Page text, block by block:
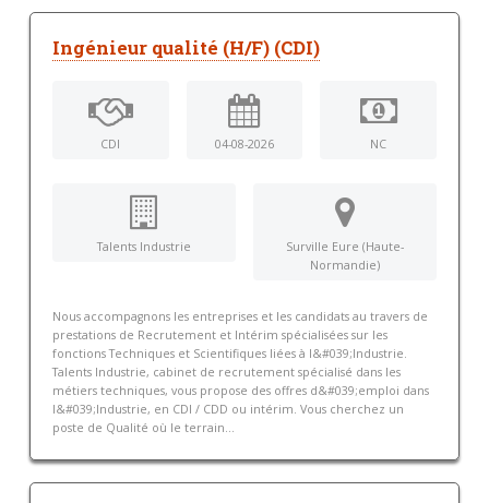
Ingénieur qualité (H/F) (CDI)
CDI 04-08-2026 NC
Talents Industrie
Surville Eure (Haute-
Normandie)
Nous accompagnons les entreprises et les candidats au travers de
prestations de Recrutement et Intérim spécialisées sur les
fonctions Techniques et Scientifiques liées à l&#039;Industrie.
Talents Industrie, cabinet de recrutement spécialisé dans les
métiers techniques, vous propose des offres d&#039;emploi dans
l&#039;Industrie, en CDI / CDD ou intérim. Vous cherchez un
poste de Qualité où le terrain...